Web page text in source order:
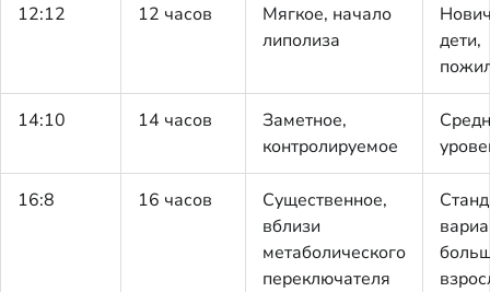
12:12 12 часов
Мягкое, начало
липолиза
дети,
14:10 14 часов
Заметное,
контролируемое
16:8 16 часов
Существенное,
вблизи
метаболического
переключателя